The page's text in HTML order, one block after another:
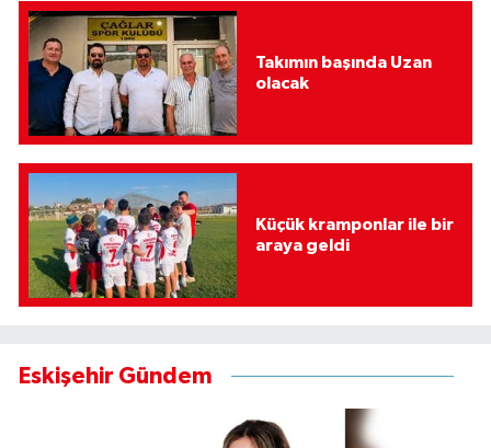
Takımın başında Uzan
olacak
Küçük kramponlar ile bir
araya geldi
Eskişehir Gündem